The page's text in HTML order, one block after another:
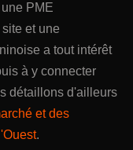
PME
et une
a tout intérêt
à y connecter
détaillons d'ailleurs
et des
.